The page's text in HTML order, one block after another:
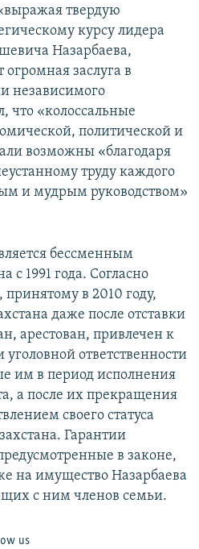
твердую
курсу лидера
Назарбаева,
заслуга в
независимого
что «колоссальные
политической и
возможны «благодаря
труду каждого
и мудрым руководством»
бессменным
с 1991 года. Согласно
в 2010 году,
даже после отставки
арестован, привлечен к
ответственности
им в период исполнения
а после их прекращения
своего статуса
Гарантии
в законе,
на имущество Назарбаева
с ним членов семьи.
us